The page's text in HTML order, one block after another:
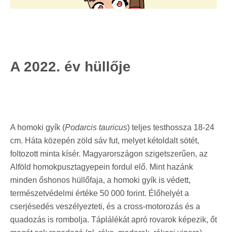
A 2022. év hüllője
A homoki gyík (Podarcis tauricus) teljes testhossza 18-24
cm. Háta közepén zöld sáv fut, melyet kétoldalt sötét,
foltozott minta kísér. Magyarországon szigetszerűen, az
Alföld homokpusztagyepein fordul elő. Mint hazánk
minden őshonos hüllőfaja, a homoki gyík is védett,
természetvédelmi értéke 50 000 forint. Élőhelyét a
cserjésedés veszélyezteti, és a cross-motorozás és a
quadozás is rombolja. Táplálékát apró rovarok képezik, őt